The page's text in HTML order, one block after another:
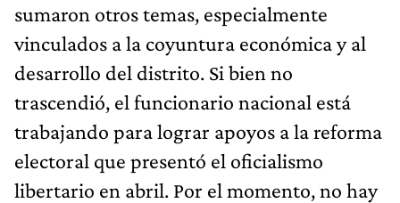
sumaron otros temas, especialmente
vinculados a la coyuntura económica y al
desarrollo del distrito. Si bien no
trascendió, el funcionario nacional está
trabajando para lograr apoyos a la reforma
electoral que presentó el oficialismo
libertario en abril. Por el momento, no hay